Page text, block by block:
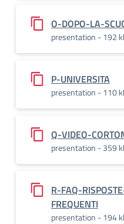
O-DOPO-LA-
presentation - 192
P-UNIVERSITA
presentation - 110
Q-VIDEO-
presentation - 359
R-FAQ-
FREQUENTI
presentation - 194